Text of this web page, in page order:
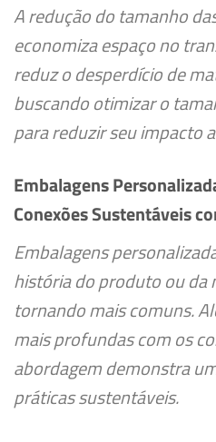
A redução do tamanho
economiza espaço no
reduz o desperdício de
buscando otimizar o
para reduzir seu impacto
Embalagens
Conexões Sustentáveis
Embalagens
história do produto ou da
tornando mais comuns.
mais profundas com os
abordagem demonstra
práticas sustentáveis.